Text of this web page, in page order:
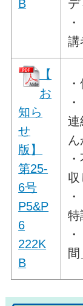
B
デ
講
【
お
知ら
せ
版】
第25-
6号
P5&P
6
222K
B
連
ん
収
特